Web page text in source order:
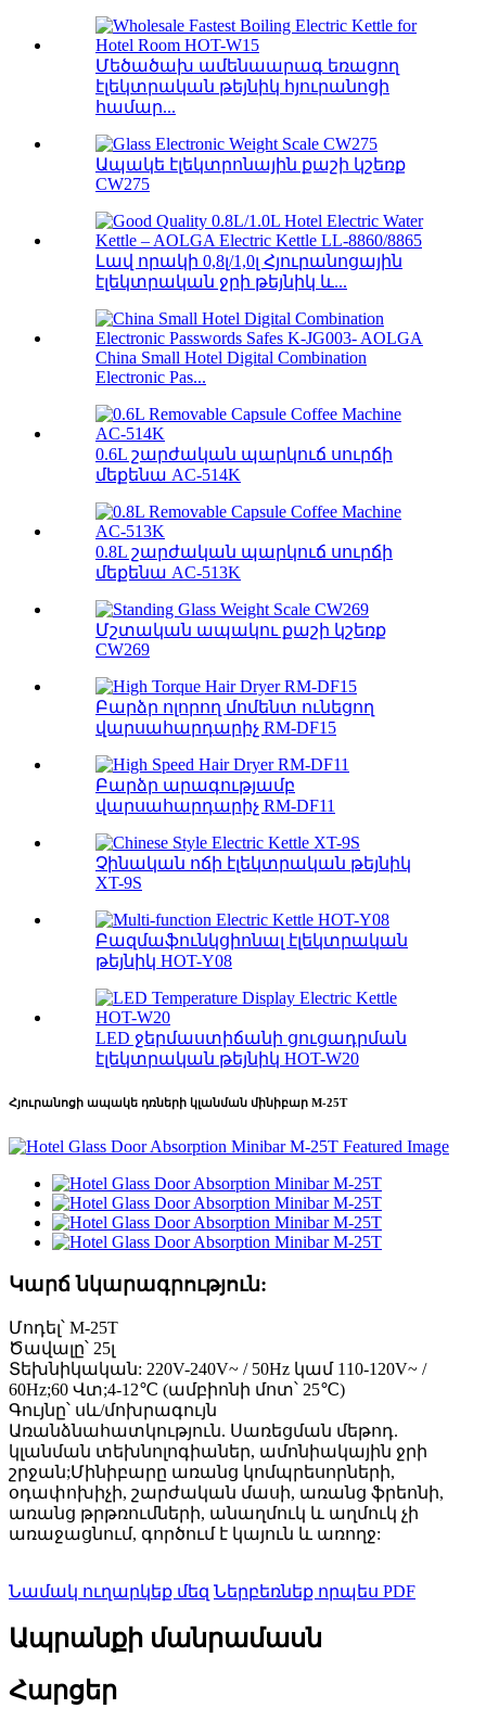
Մեծածախ ամենաարագ եռացող
էլեկտրական թեյնիկ հյուրանոցի
համար...
Ապակե էլեկտրոնային քաշի կշեռք
CW275
Լավ որակի 0,8լ/1,0լ Հյուրանոցային
էլեկտրական ջրի թեյնիկ և...
China Small Hotel Digital Combination
Electronic Pas...
0.6L շարժական պարկուճ սուրճի
մեքենա AC-514K
0.8L շարժական պարկուճ սուրճի
մեքենա AC-513K
Մշտական ​​ապակու քաշի կշեռք
CW269
Բարձր ոլորող մոմենտ ունեցող
վարսահարդարիչ RM-DF15
Բարձր արագությամբ
վարսահարդարիչ RM-DF11
Չինական ոճի էլեկտրական թեյնիկ
XT-9S
Բազմաֆունկցիոնալ էլեկտրական
թեյնիկ HOT-Y08
LED ջերմաստիճանի ցուցադրման
էլեկտրական թեյնիկ HOT-W20
Հյուրանոցի ապակե դռների կլանման մինիբար M-25T
Կարճ նկարագրություն:
Մոդել՝ M-25T
Ծավալը՝ 25լ
Տեխնիկական: 220V-240V~ / 50Hz կամ 110-120V~ /
60Hz;60 Վտ;4-12℃ (ամբիոնի մոտ՝ 25℃)
Գույնը՝ սև/մոխրագույն
Առանձնահատկություն. Սառեցման մեթոդ.
կլանման տեխնոլոգիաներ, ամոնիակային ջրի
շրջան;Մինիբարը առանց կոմպրեսորների,
օդափոխիչի, շարժական մասի, առանց ֆրեոնի,
առանց թրթռումների, անաղմուկ և աղմուկ չի
առաջացնում, գործում է կայուն և առողջ:
Նամակ ուղարկեք մեզ Ներբեռնեք որպես PDF
Ապրանքի մանրամասն
Հարցեր